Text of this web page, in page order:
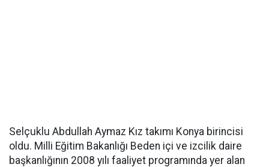
Selçuklu Abdullah Aymaz Kız takımı Konya birincisi
oldu. Milli Eğitim Bakanlığı Beden içi ve izcilik daire
başkanlığının 2008 yılı faaliyet programında yer alan